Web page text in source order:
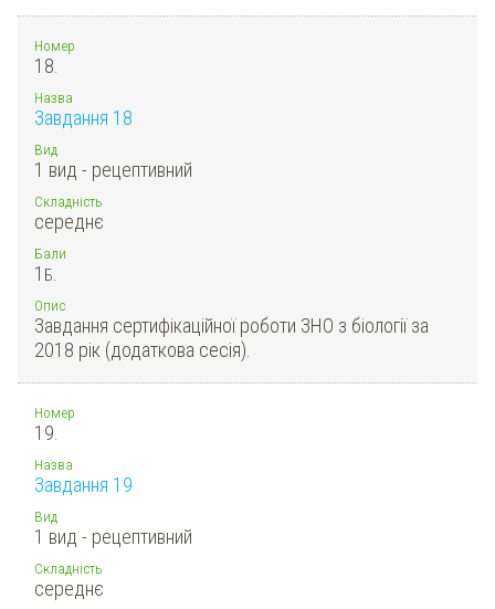
Номер
18.
Назва
Завдання 18
Вид
1 вид - рецептивний
Складність
середнє
Бали
1 Б.
Опис
Завдання сертифікаційної роботи ЗНО з біології за
2018 рік (додаткова сесія).
Номер
19.
Назва
Завдання 19
Вид
1 вид - рецептивний
Складність
середнє